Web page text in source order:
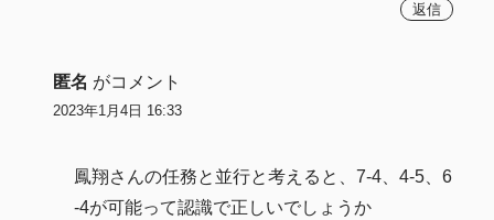
返信
匿名 がコメント
2023年1月4日 16:33
鳳翔さんの任務と並行と考えると、7-4、4-5、6
-4が可能って認識で正しいでしょうか